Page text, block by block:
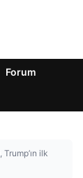
Forum
ilk